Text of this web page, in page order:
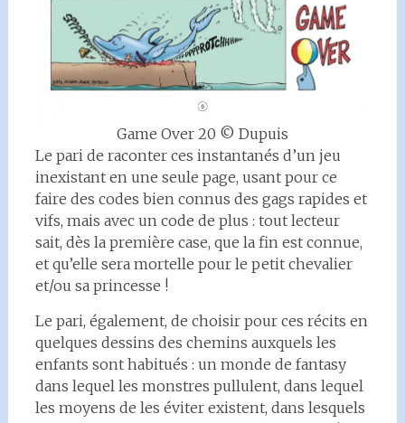
Game Over 20 © Dupuis
Le pari de raconter ces instantanés d’un jeu
inexistant en une seule page, usant pour ce
faire des codes bien connus des gags rapides et
vifs, mais avec un code de plus : tout lecteur
sait, dès la première case, que la fin est connue,
et qu’elle sera mortelle pour le petit chevalier
et/ou sa princesse !
Le pari, également, de choisir pour ces récits en
quelques dessins des chemins auxquels les
enfants sont habitués : un monde de fantasy
dans lequel les monstres pullulent, dans lequel
les moyens de les éviter existent, dans lesquels